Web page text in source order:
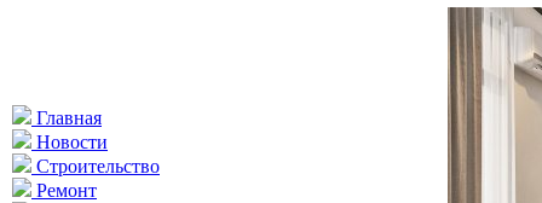
Главная
Новости
Строительство
Ремонт